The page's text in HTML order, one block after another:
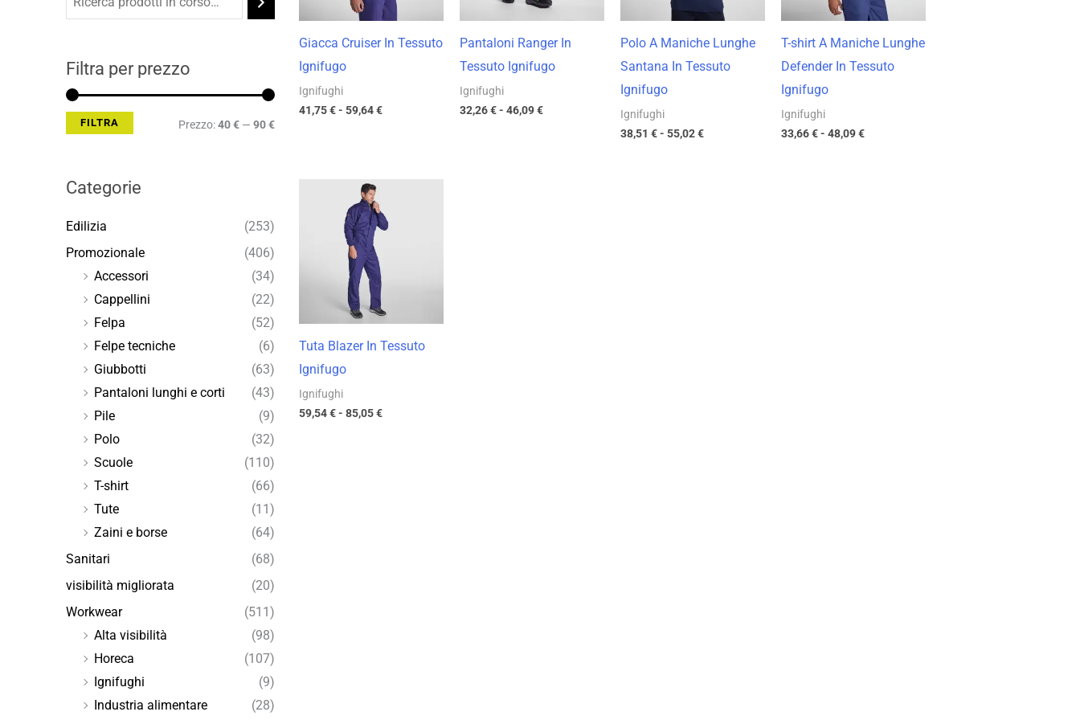
Filtra per prezzo
FILTRA Prezzo:40 €— 90 €
Categorie
Edilizia
(253)
Promozionale
(406)
Accessori
(34)
Cappellini
(22)
Felpa
(52)
Felpe tecniche
(6)
Giubbotti
(63)
Pantaloni lunghi e corti
(43)
Pile
(9)
Polo
(32)
Scuole
(110)
T-shirt
(66)
Tute
(11)
Zaini e borse
(64)
Sanitari
(68)
visibilità migliorata
(20)
Workwear
(511)
Alta visibilità
(98)
Horeca
(107)
Ignifughi
(9)
Industria alimentare
(28)
Giacca Cruiser In Tessuto
Ignifugo
Ignifughi
41,75€- 59,64€
Pantaloni Ranger In
Tessuto Ignifugo
Ignifughi
32,26€- 46,09€
Polo A Maniche Lunghe
Santana In Tessuto
Ignifugo
Ignifughi
38,51 €- 55,02€
T-shirt A Maniche Lunghe
Defender In Tessuto
Ignifugo
Ignifughi
33,66€- 48,09€
Tuta Blazer In Tessuto
Ignifugo
Ignifughi
59,54€- 85,05€
prezzo:
da